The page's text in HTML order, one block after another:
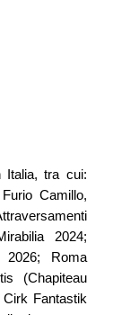
Italia, tra cui:
Camillo,
2024;
Roma
(Chapiteau
Fantastik